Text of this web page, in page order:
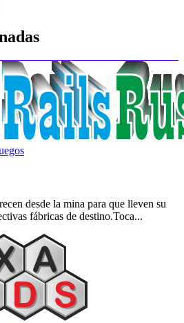
desde la mina para que lleven su
fábricas de destino.Toca...